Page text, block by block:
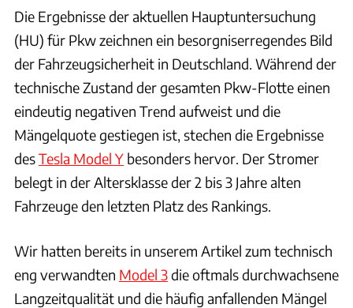
Die Ergebnisse der aktuellen Hauptuntersuchung
(HU) für Pkw zeichnen ein besorgniserregendes Bild
der Fahrzeugsicherheit in Deutschland. Während der
technische Zustand der gesamten Pkw-Flotte einen
eindeutig negativen Trend aufweist und die
Mängelquote gestiegen ist, stechen die Ergebnisse
desTesla Model Y besonders hervor. Der Stromer
belegt in der Altersklasse der 2 bis 3 Jahre alten
Fahrzeuge den letzten Platz des Rankings.
Wir hatten bereits in unserem Artikel zum technisch
eng verwandten Model 3die oftmals durchwachsene
Langzeitqualität und die häufig anfallenden Mängel